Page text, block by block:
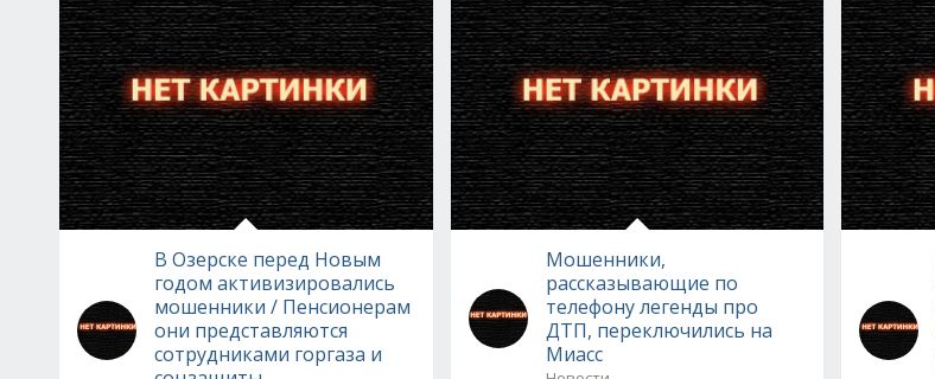
В Озерске перед Новым
годом активизировались
мошенники / Пенсионерам
они представляются
сотрудниками горгаза и
Мошенники,
рассказывающие по
телефону легенды про
ДТП, переключились на
Миасс